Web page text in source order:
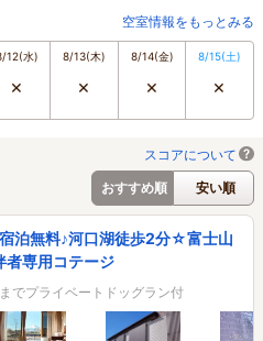
空室情報をもっとみる
12(水)
×
8/13(木)
×
8/14(金)
×
8/15(土)
×
スコアについて
おすすめ順
安い順
泊無料♪河口湖徒歩2分☆富士山
者専用コテージ
でプライベートドッグラン付